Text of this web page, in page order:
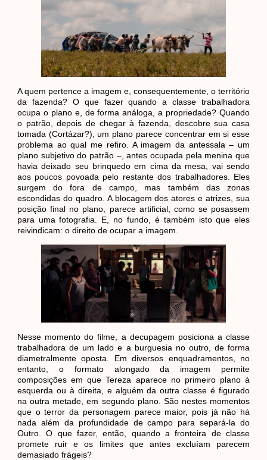
A quem pertence a imagem e, consequentemente, o território
da fazenda? O que fazer quando a classe trabalhadora
ocupa o plano e, de forma análoga, a propriedade? Quando
o patrão, depois de chegar à fazenda, descobre sua casa
tomada (Cortázar?), um plano parece concentrar em si esse
problema ao qual me refiro. A imagem da antessala – um
plano subjetivo do patrão –, antes ocupada pela menina que
havia deixado seu brinquedo em cima da mesa, vai sendo
aos poucos povoada pelo restante dos trabalhadores. Eles
surgem do fora de campo, mas também das zonas
escondidas do quadro. A blocagem dos atores e atrizes, sua
posição final no plano, parece artificial, como se posassem
para uma fotografia. E, no fundo, é também isto que eles
reivindicam: o direito de ocupar a imagem.
Nesse momento do filme, a decupagem posiciona a classe
trabalhadora de um lado e a burguesia no outro, de forma
diametralmente oposta. Em diversos enquadramentos, no
entanto, o formato alongado da imagem permite
composições em que Tereza aparece no primeiro plano à
esquerda ou à direita, e alguém da outra classe é figurado
na outra metade, em segundo plano. São nestes momentos
que o terror da personagem parece maior, pois já não há
nada além da profundidade de campo para separá-la do
Outro. O que fazer, então, quando a fronteira de classe
promete ruir e os limites que antes excluíam parecem
demasiado frágeis?